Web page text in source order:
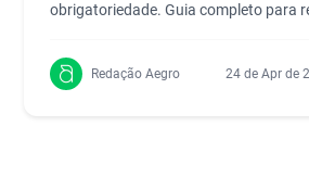
obrigatoriedade. Guia completo para
Redação Aegro 24 de Apr de